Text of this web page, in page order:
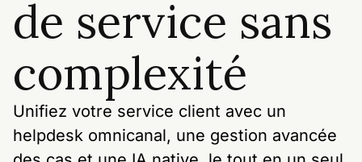
de service sans
complexité
Unifiez votre service client avec un
helpdesk omnicanal, une gestion avancée